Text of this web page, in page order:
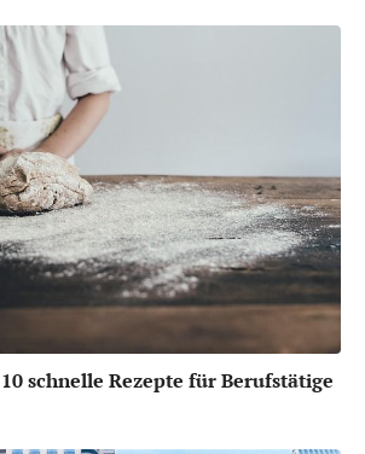
schnelle Rezepte für Berufstätige